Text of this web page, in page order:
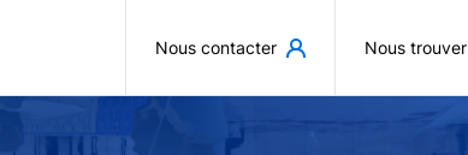
Nous contacter Nous trouver